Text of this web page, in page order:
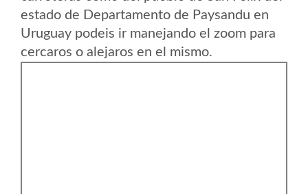
estado de Departamento de Paysandu en
Uruguay podeis ir manejando el zoom para
cercaros o alejaros en el mismo.